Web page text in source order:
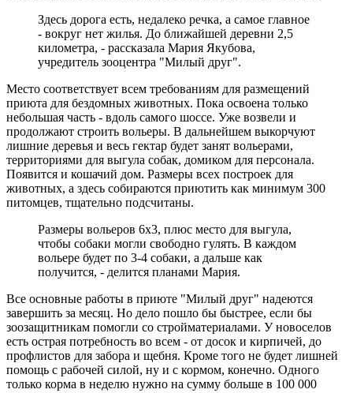
Здесь дорога есть, недалеко речка, а самое главное
- вокруг нет жилья. До ближайшей деревни 2,5
километра, - рассказала Мария Якубова,
учредитель зооцентра "Милый друг".
Место соответствует всем требованиям для размещений
приюта для бездомных животных. Пока освоена только
небольшая часть - вдоль самого шоссе. Уже возвели и
продолжают строить вольеры. В дальнейшем выкорчуют
лишние деревья и весь гектар будет занят вольерами,
территориями для выгула собак, домиком для персонала.
Появится и кошачий дом. Размеры всех построек для
животных, а здесь собираются приютить как минимум 300
питомцев, тщательно подсчитаны.
Размеры вольеров 6х3, плюс место для выгула,
чтобы собаки могли свободно гулять. В каждом
вольере будет по 3-4 собаки, а дальше как
получится, - делится планами Мария.
Все основные работы в приюте "Милый друг" надеются
завершить за месяц. Но дело пошло бы быстрее, если бы
зоозащитникам помогли со стройматериалами. У новоселов
есть острая потребность во всем - от досок и кирпичей, до
профлистов для забора и щебня. Кроме того не будет лишней
помощь с рабочей силой, ну и с кормом, конечно. Одного
только корма в неделю нужно на сумму больше в 100 000